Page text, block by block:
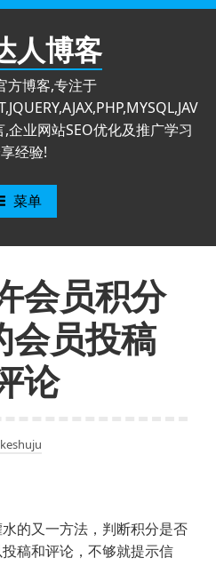
人博客
方博客,专注于
企业网站SEO优化及推广学习
经验!
菜单
会员积分
会员投稿
论
的又一方法，判断积分是否
稿和评论，不够就提示信